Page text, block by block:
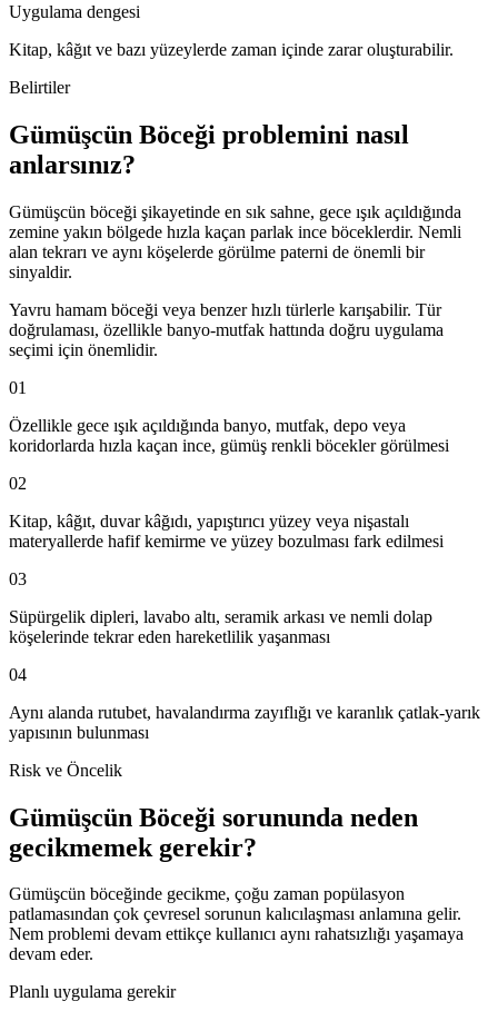
Uygulama dengesi
Kitap, kâğıt ve bazı yüzeylerde zaman içinde zarar oluşturabilir.
Belirtiler
Gümüşcün Böceği problemini nasıl
anlarsınız?
Gümüşcün böceği şikayetinde en sık sahne, gece ışık açıldığında
zemine yakın bölgede hızla kaçan parlak ince böceklerdir. Nemli
alan tekrarı ve aynı köşelerde görülme paterni de önemli bir
sinyaldir.
Yavru hamam böceği veya benzer hızlı türlerle karışabilir. Tür
doğrulaması, özellikle banyo-mutfak hattında doğru uygulama
seçimi için önemlidir.
01
Özellikle gece ışık açıldığında banyo, mutfak, depo veya
koridorlarda hızla kaçan ince, gümüş renkli böcekler görülmesi
02
Kitap, kâğıt, duvar kâğıdı, yapıştırıcı yüzey veya nişastalı
materyallerde hafif kemirme ve yüzey bozulması fark edilmesi
03
Süpürgelik dipleri, lavabo altı, seramik arkası ve nemli dolap
köşelerinde tekrar eden hareketlilik yaşanması
04
Aynı alanda rutubet, havalandırma zayıflığı ve karanlık çatlak-yarık
yapısının bulunması
Risk ve Öncelik
Gümüşcün Böceği sorununda neden
gecikmemek gerekir?
Gümüşcün böceğinde gecikme, çoğu zaman popülasyon
patlamasından çok çevresel sorunun kalıcılaşması anlamına gelir.
Nem problemi devam ettikçe kullanıcı aynı rahatsızlığı yaşamaya
devam eder.
Planlı uygulama gerekir